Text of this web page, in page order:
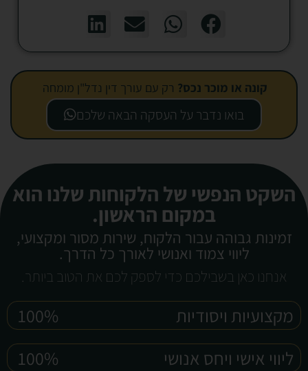
קונה או מוכר נכס? רק עם עורך דין נדל"ן מומחה
בואו נדבר על העסקה הבאה שלכם
השקט הנפשי של הלקוחות שלנו הוא
במקום הראשון.
זמינות גבוהה עבור הלקוח, שירות מסור ומקצועי,
ליווי צמוד ואנושי לאורך כל הדרך.
אנחנו כאן בשבילכם כדי לספק לכם את הטוב ביותר.
מקצועיות ויסודיות
100%
ליווי אישי ויחס אנושי
100%